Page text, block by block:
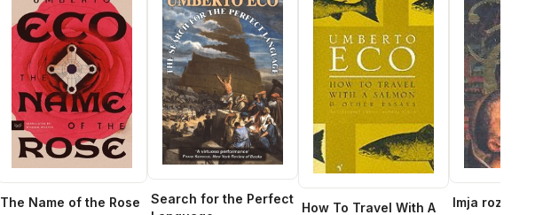
The Name of the Rose
Search for the Perfect
How To Travel With A
Imja rozy